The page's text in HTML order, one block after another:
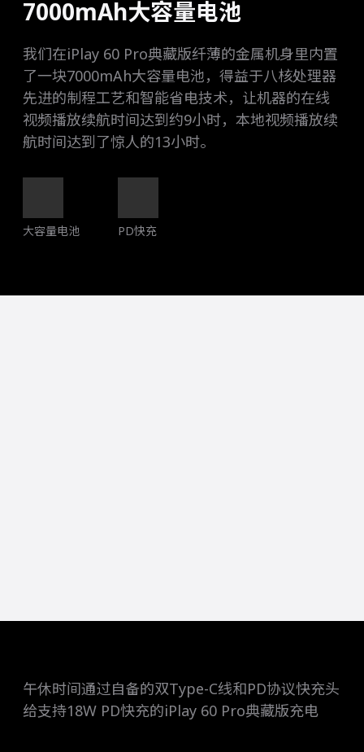
7000mAh大容量电池
我们在iPlay 60 Pro典藏版纤薄的金属机身里内置
了一块7000mAh大容量电池，得益于八核处理器
先进的制程工艺和智能省电技术，让机器的在线
视频播放续航时间达到约9小时，本地视频播放续
航时间达到了惊人的13小时。
大容量电池 PD快充
午休时间通过自备的双Type-C线和PD协议快充头
给支持18W PD快充的iPlay 60 Pro典藏版充电